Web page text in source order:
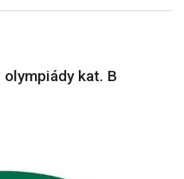
kat. B